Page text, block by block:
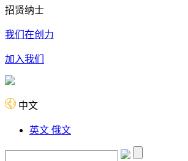
招贤纳士
我们在创力
加入我们
中文
英文 俄文